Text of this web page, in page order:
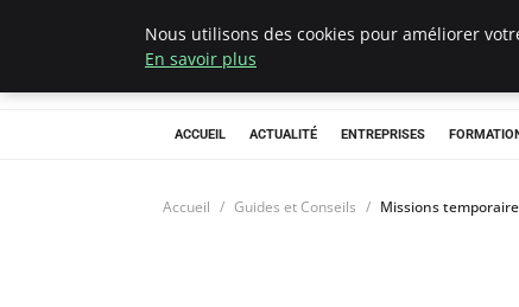
Chasseur De
ACCUEIL ACTUALITÉ ENTREPRISES
Accueil Guides et Conseils Missions
Nous utilisons des cookies pour améliorer
En savoir plus